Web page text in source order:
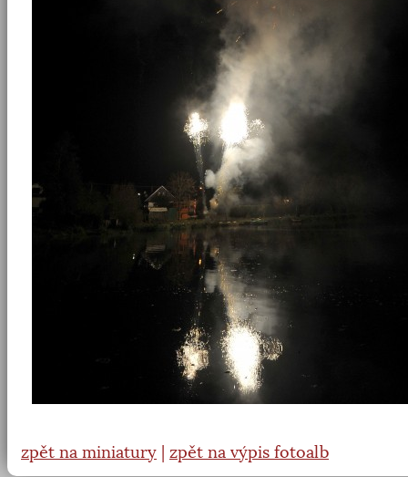
zpět na miniatury zpět na výpis fotoalb